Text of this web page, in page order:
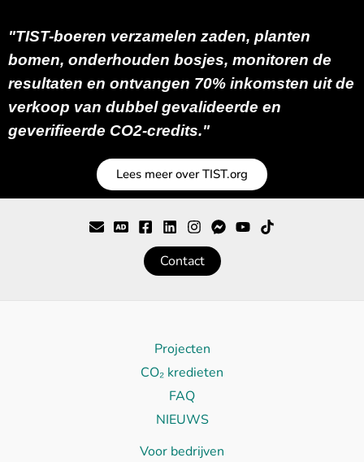
"TIST-boeren verzamelen zaden, planten
bomen, onderhouden bosjes, monitoren de
resultaten en ontvangen 70% inkomsten uit de
verkoop van dubbel gevalideerde en
geverifieerde CO2-credits."
Lees meer over TIST.org
Contact
Projecten
CO₂ kredieten
FAQ
NIEUWS
Voor bedrijven